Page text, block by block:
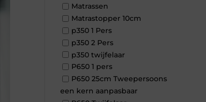
Matrassen
Matrastopper 10cm
p350 1 Pers
p350 2 Pers
p350 twijfelaar
P650 1 pers
P650 25cm Tweepersoons
een kern aanpasbaar